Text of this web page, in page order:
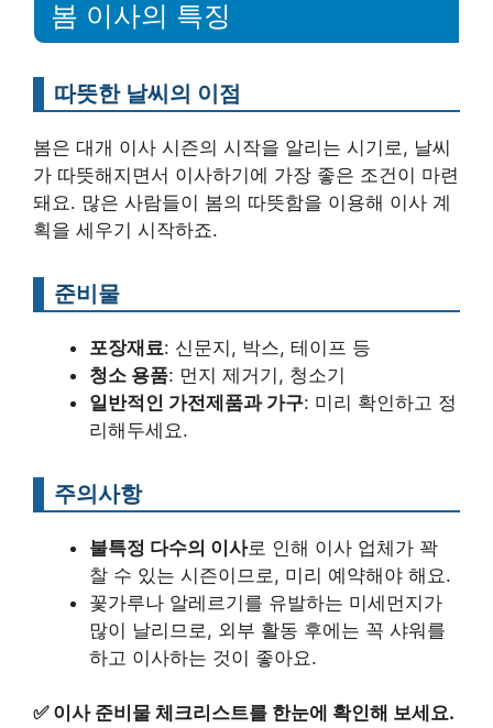
봄 이사의 특징
따뜻한 날씨의 이점
봄은 대개 이사 시즌의 시작을 알리는 시기로, 날씨
가 따뜻해지면서 이사하기에 가장 좋은 조건이 마련
돼요. 많은 사람들이 봄의 따뜻함을 이용해 이사 계
획을 세우기 시작하죠.
준비물
포장재료: 신문지, 박스, 테이프 등
청소 용품: 먼지 제거기, 청소기
일반적인 가전제품과 가구: 미리 확인하고 정
리해두세요.
주의사항
불특정 다수의 이사로 인해 이사 업체가 꽉
찰 수 있는 시즌이므로, 미리 예약해야 해요.
꽃가루나 알레르기를 유발하는 미세먼지가
많이 날리므로, 외부 활동 후에는 꼭 샤워를
하고 이사하는 것이 좋아요.
✅ 이사 준비물 체크리스트를 한눈에 확인해 보세요.